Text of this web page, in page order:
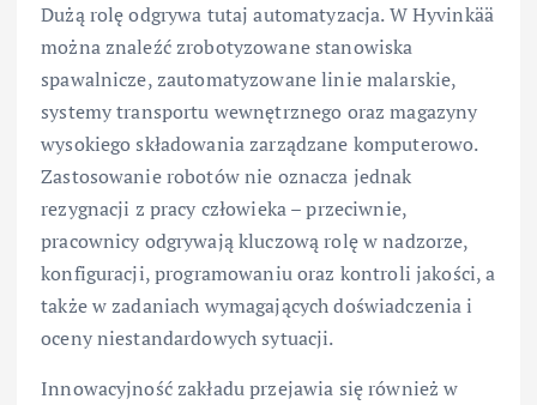
Dużą rolę odgrywa tutaj automatyzacja. W Hyvinkää
można znaleźć zrobotyzowane stanowiska
spawalnicze, zautomatyzowane linie malarskie,
systemy transportu wewnętrznego oraz magazyny
wysokiego składowania zarządzane komputerowo.
Zastosowanie robotów nie oznacza jednak
rezygnacji z pracy człowieka – przeciwnie,
pracownicy odgrywają kluczową rolę w nadzorze,
konfiguracji, programowaniu oraz kontroli jakości, a
także w zadaniach wymagających doświadczenia i
oceny niestandardowych sytuacji.
Innowacyjność zakładu przejawia się również w